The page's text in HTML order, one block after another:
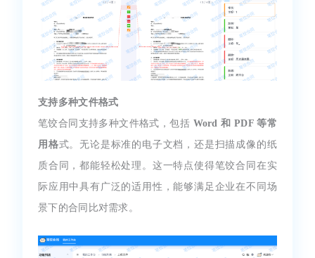
支持多种文件格式
笔饺合同支持多种文件格式，包括 Word 和 PDF 等常
用格式。无论是标准的电子文档，还是扫描成像的纸
质合同，都能轻松处理。这一特点使得笔饺合同在实
际应用中具有广泛的适用性，能够满足企业在不同场
景下的合同比对需求。